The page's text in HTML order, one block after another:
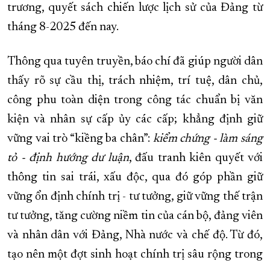
trương, quyết sách chiến lược lịch sử của Đảng từ
tháng 8-2025 đến nay.
Thông qua tuyên truyền, báo chí đã giúp người dân
thấy rõ sự cầu thị, trách nhiệm, trí tuệ, dân chủ,
công phu toàn diện trong công tác chuẩn bị văn
kiện và nhân sự cấp ủy các cấp; khẳng định giữ
vững vai trò “kiềng ba chân”: kiểm chứng - làm sáng
tỏ - định hướng dư luận, đấu tranh kiên quyết với
thông tin sai trái, xấu độc, qua đó góp phần giữ
vững ổn định chính trị - tư tưởng, giữ vững thế trận
tư tưởng, tăng cường niềm tin của cán bộ, đảng viên
và nhân dân với Đảng, Nhà nước và chế độ. Từ đó,
tạo nên một đợt sinh hoạt chính trị sâu rộng trong